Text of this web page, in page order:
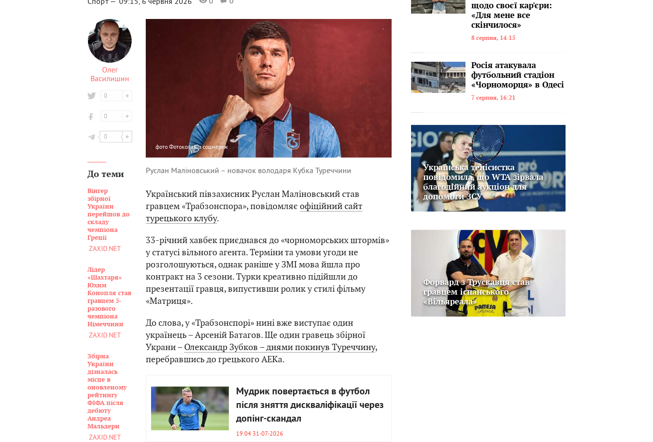
Олег
Василишин
0
0
0
До теми
Вінгер
збірної
України
перейшов до
складу
чемпіона
Греції
ZAXID.NET
Лідер
«Шахтаря»
Юхим
Конопля став
гравцем 5-
разового
чемпіона
Німеччини
ZAXID.NET
Збірна
України
дізналась
місце в
оновленому
рейтингу
ФІФА після
дебюту
Андреа
Мальдери
ZAXID.NET
фото Фотоколаж з соцмереж
Руслан Маліновський – новачок володаря Кубка Туреччини
Український півзахисник Руслан Маліновський став
гравцем «Трабзонспора», повідомляє офіційний сайт
турецького клубу.
33-річний хавбек приєднався до «чорноморських штормів»
у статусі вільного агента. Терміни та умови угоди не
розголошуються, однак раніше у ЗМІ мова йшла про
контракт на 3 сезони. Турки креативно підійшли до
презентації гравця, випустивши ролик у стилі фільму
«Матриця».
До слова, у «Трабзонспорі» нині вже виступає один
українець – Арсеній Батагов. Ще один гравець збірної
Украни – Олександр Зубков – днями покинув Туреччину,
перебравшись до грецького АЕКа.
Мудрик повертається в футбол
після зняття дискваліфікації через
допінг-скандал
19:04 31-07-2026
щодо своєї кар'єри:
«Для мене все
скінчилося»
8 серпня, 14:15
Росія атакувала
футбольний стадіон
«Чорноморця» в Одесі
7 серпня, 16:21
Українська тенісистка
повідомила, що WTA зірвала
благодійний аукціон для
допомоги ЗСУ
Форвард з Трускавця став
гравцем іспанського
«Вільяреала»